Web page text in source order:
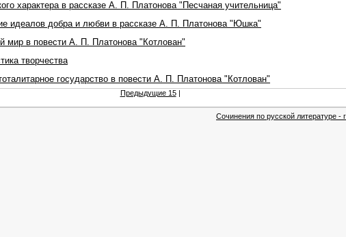
характера в рассказе А. П. Платонова "Песчаная учительница"
идеалов добра и любви в рассказе А. П. Платонова "Юшка"
мир в повести А. П. Платонова "Котлован"
творчества
государство в повести А. П. Платонова "Котлован"
Предыдущие 15|
Сочинения по русской литературе -